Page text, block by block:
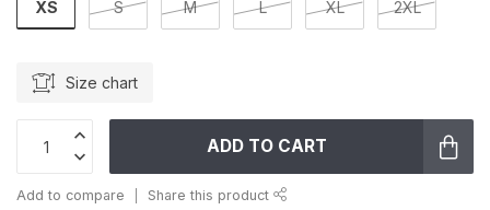
XS S M L XL 2XL
Size chart
ADD TO CART
Add to compare Share this product